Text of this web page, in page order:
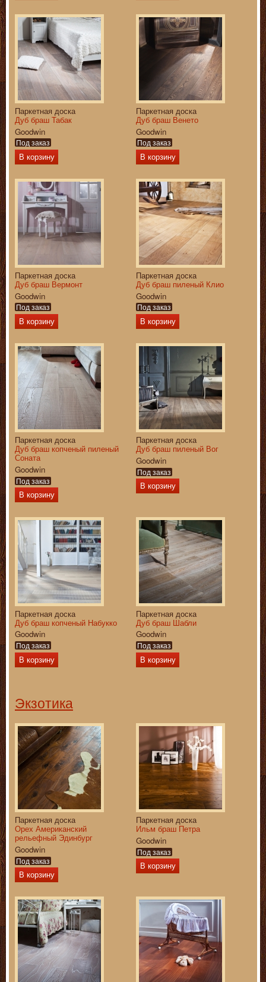
Паркетная доска
Дуб браш Табак
Goodwin
Под заказ
В корзину
Паркетная доска
Дуб браш Венето
Goodwin
Под заказ
В корзину
Паркетная доска
Дуб браш Вермонт
Goodwin
Под заказ
В корзину
Паркетная доска
Дуб браш пиленый Клио
Goodwin
Под заказ
В корзину
Паркетная доска
Дуб браш копченый пиленый
Соната
Goodwin
Под заказ
В корзину
Паркетная доска
Дуб браш пиленый Вог
Goodwin
Под заказ
В корзину
Паркетная доска
Дуб браш копченый Набукко
Goodwin
Под заказ
В корзину
Паркетная доска
Дуб браш Шабли
Goodwin
Под заказ
В корзину
Экзотика
Паркетная доска
Орех Американский
рельефный Эдинбург
Goodwin
Под заказ
В корзину
Паркетная доска
Ильм браш Петра
Goodwin
Под заказ
В корзину